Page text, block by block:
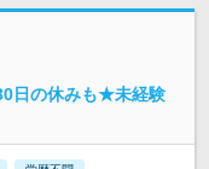
日の休みも★未経験